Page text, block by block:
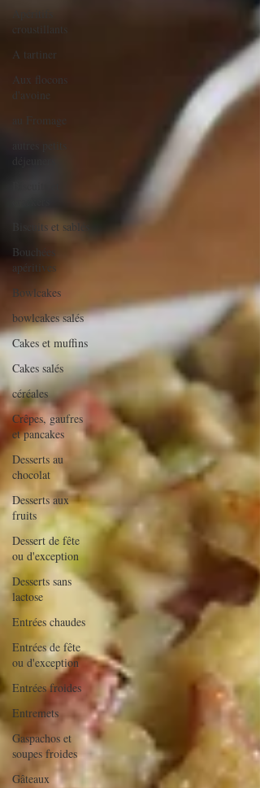
croustillants
A tartiner
Aux flocons
d'avoine
au Fromage
autres petits
Biscuits et sablés
Bouchées
apéritives
Bowlcakes
bowlcakes salés
Cakes et muffins
Cakes salés
céréales
Crêpes, gaufres
et pancakes
Desserts au
chocolat
Desserts aux
fruits
Dessert de fête
ou d'exception
Desserts sans
lactose
Entrées chaudes
Entrées de fête
ou d'exception
Entrées froides
Entremets
Gaspachos et
soupes froides
Gâteaux